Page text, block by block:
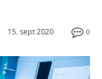
0
15. sept 2020